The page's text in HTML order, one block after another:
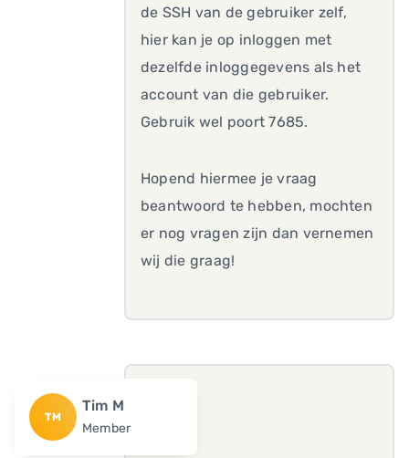
de SSH van de gebruiker zelf,
hier kan je op inloggen met
dezelfde inloggegevens als het
account van die gebruiker.
Gebruik wel poort 7685.
Hopend hiermee je vraag
beantwoord te hebben, mochten
er nog vragen zijn dan vernemen
wij die graag!
TM
Tim M
Member